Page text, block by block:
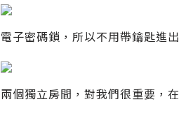
電子密碼鎖，所以不用帶鑰匙進
兩個獨立房間，對我們很重要，